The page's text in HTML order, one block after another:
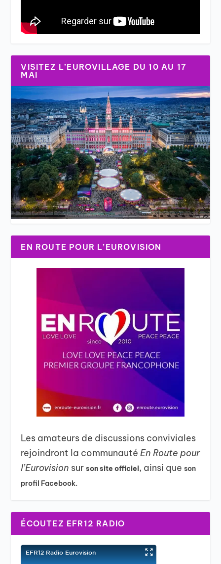
VISITEZ L’EUROVILLAGE DU 10 AU 17
MAI
EN ROUTE POUR L’EUROVISION
Les amateurs de discussions conviviales
rejoindront la communautéEn Route pour
l’Eurovision surson site officiel, ainsi queson
profil Facebook.
ÉCOUTEZ EFR12 RADIO